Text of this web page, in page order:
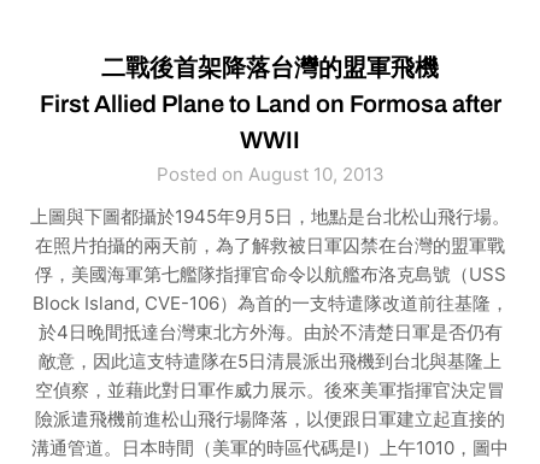
二戰後首架降落台灣的盟軍飛機
First Allied Plane to Land on Formosa after
WWII
Posted on August 10, 2013
上圖與下圖都攝於1945年9月5日，地點是台北松山飛行場。
在照片拍攝的兩天前，為了解救被日軍囚禁在台灣的盟軍戰
俘，美國海軍第七艦隊指揮官命令以航艦布洛克島號（USS
Block Island, CVE-106）為首的一支特遣隊改道前往基隆，
於4日晚間抵達台灣東北方外海。由於不清楚日軍是否仍有
敵意，因此這支特遣隊在5日清晨派出飛機到台北與基隆上
空偵察，並藉此對日軍作威力展示。後來美軍指揮官決定冒
險派遣飛機前進松山飛行場降落，以便跟日軍建立起直接的
溝通管道。日本時間（美軍的時區代碼是I）上午1010，圖中